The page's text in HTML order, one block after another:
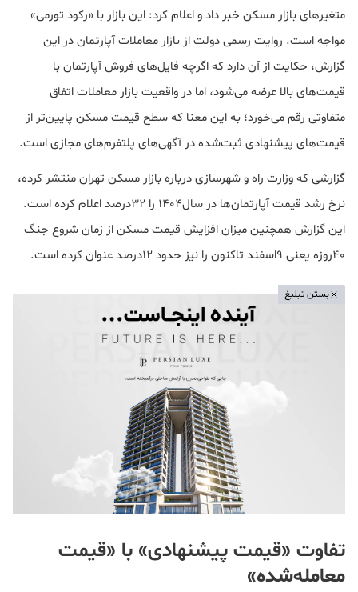
متغیرهای بازار مسکن خبر داد و اعلام کرد: این بازار با «رکود تورمی»
مواجه است. روایت رسمی دولت از بازار معاملات آپارتمان در این
گزارش، حکایت از آن دارد که اگرچه فایل‌های فروش آپارتمان با
قیمت‌های بالا عرضه می‌شود، اما در واقعیت بازار معاملات اتفاق
متفاوتی رقم می‌‌خورد؛ به این معنا که سطح قیمت مسکن پایین‌تر از
قیمت‌های پیشنهادی ثبت‌شده در آگهی‌های پلتفرم‌های مجازی است.
گزارشی که وزارت راه و شهرسازی درباره بازار مسکن تهران منتشر کرده،
نرخ رشد قیمت آپارتمان‌ها در سال۱۴۰۴ را ۳۲درصد اعلام کرده است.
این گزارش همچنین میزان افزایش قیمت مسکن از زمان شروع جنگ
۴۰روزه یعنی ۹اسفند تاکنون را نیز حدود ۱۲درصد عنوان کرده است.
بستن تبلیغ
تفاوت «قیمت پیشنهادی» با «قیمت
معامله‌شده»